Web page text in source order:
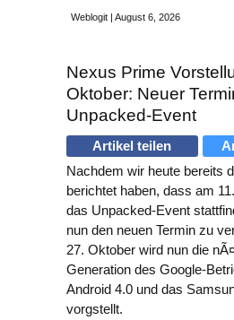
Weblogit | August 6, 2026
Nexus Prime
Oktober: Neuer
Unpacked-Event
Artikel teilen
Nachdem wir heute bereits
berichtet haben, dass am
das Unpacked-Event
nun den neuen Termin zu
27. Oktober wird nun die
Generation des Google-
Android 4.0 und das
vorgstellt.